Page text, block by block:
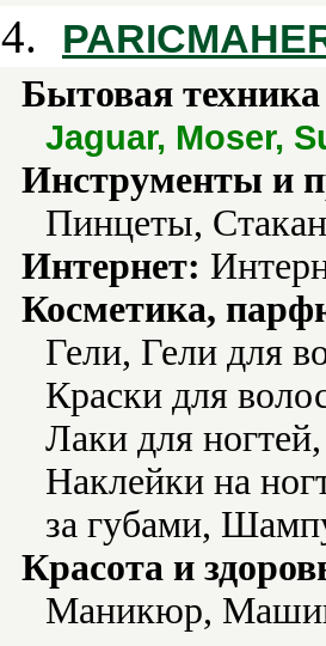
4.
Бытовая
Jaguar, Moser,
Инструменты и
Пинцеты,
Интернет:
Косметика,
Гели, Гели для
Краски для
Лаки для
Наклейки на
за губами,
Красота и
Маникюр,